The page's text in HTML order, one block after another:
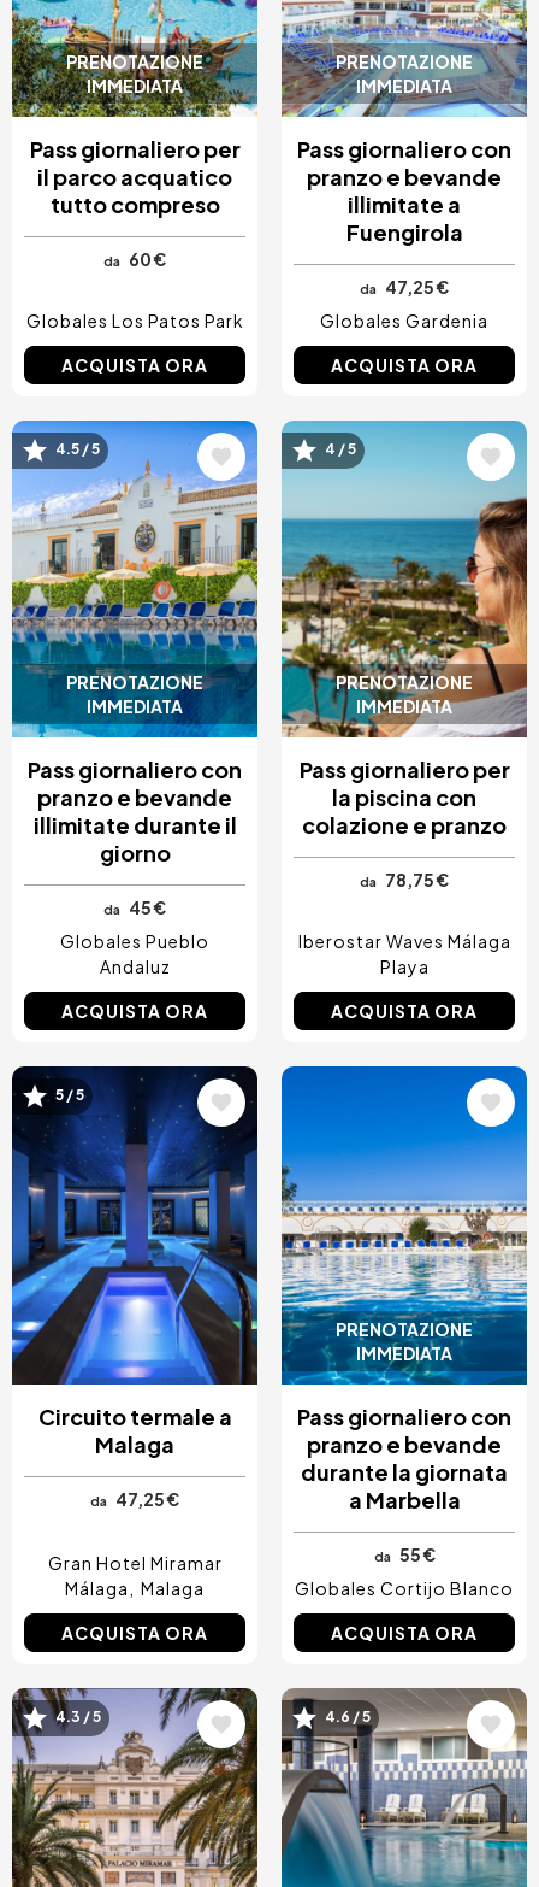
PRENOTAZIONE
IMMEDIATA
Pass giornaliero per
il parco acquatico
tutto compreso
da 60 €
Globales Los Patos Park
ACQUISTA ORA
PRENOTAZIONE
IMMEDIATA
Pass giornaliero con
pranzo e bevande
illimitate a
Fuengirola
da
47,25 €
Globales Gardenia
ACQUISTA ORA
PRENOTAZIONE
IMMEDIATA
Immagine
4.5 / 5
Pass giornaliero con
pranzo e bevande
illimitate durante il
giorno
da
45 €
Globales Pueblo
Andaluz
ACQUISTA ORA
PRENOTAZIONE
IMMEDIATA
Immagine
4 / 5
Pass giornaliero per
la piscina con
colazione e pranzo
da 78,75 €
Iberostar Waves Málaga
Playa
ACQUISTA ORA
Immagine
5 / 5
Circuito termale a
Malaga
da 47,25 €
Gran Hotel Miramar
Málaga
Malaga
ACQUISTA ORA
PRENOTAZIONE
IMMEDIATA
Pass giornaliero con
pranzo e bevande
durante la giornata
a Marbella
da 55 €
Globales Cortijo Blanco
ACQUISTA ORA
Immagine
4.3 / 5 Immagine
4.6 / 5